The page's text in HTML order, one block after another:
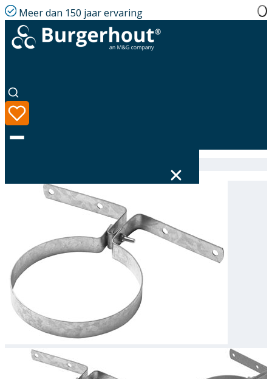
Meer dan 150 jaar ervaring
Oplossingen
Downloads
Academy
Over ons